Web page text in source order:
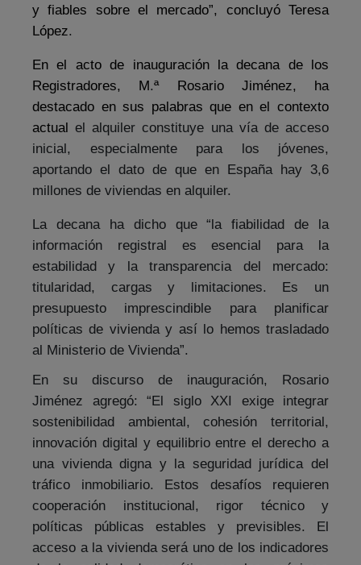
y fiables sobre el mercado”, concluyó Teresa
López.
En el acto de inauguración la decana de los
Registradores, M.ª Rosario Jiménez, ha
destacado en sus palabras que en el contexto
actualel alquiler constituye una vía de acceso
inicial, especialmente para los jóvenes,
aportando el dato de que en España hay 3,6
millones de viviendas en alquiler.
La decana ha dicho que “la fiabilidad de la
información registral es esencial para la
estabilidad y la transparencia del mercado:
titularidad, cargas y limitaciones. Es un
presupuesto imprescindible para planificar
políticas de vivienda y así lo hemos trasladado
al Ministerio de Vivienda”.
En su discurso de inauguración, Rosario
Jiménez agregó: “El siglo XXI exige integrar
sostenibilidad ambiental, cohesión territorial,
innovación digital y equilibrio entre el derecho a
una vivienda digna y la seguridad jurídica del
tráfico inmobiliario. Estos desafíos requieren
cooperación institucional, rigor técnico y
políticas públicas estables y previsibles. El
acceso a la vivienda será uno de los indicadores